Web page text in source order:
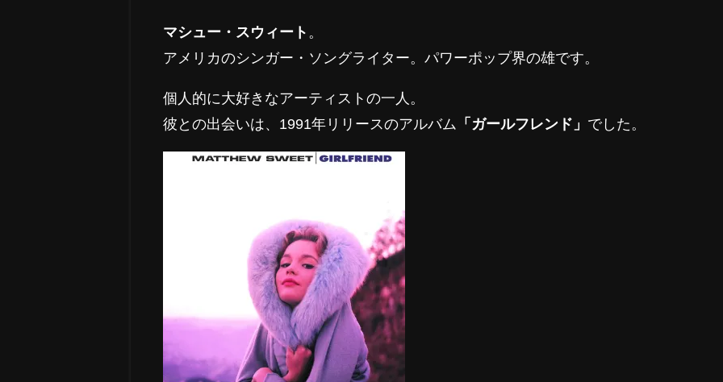
マシュー・スウィート 。
アメリカのシンガー・ソングライター。パワーポップ界の雄です。
個人的に大好きなアーティストの一人。
彼との出会いは、1991年リリースのアルバム
「ガールフレンド」 でした。